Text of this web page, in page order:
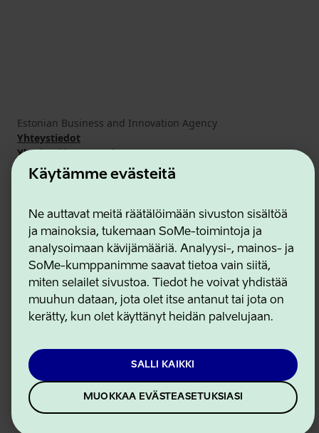
Käytämme evästeitä
Ne auttavat meitä räätälöimään sivuston sisältöä
ja mainoksia, tukemaan SoMe-toimintoja ja
analysoimaan kävijämääriä. Analyysi-, mainos- ja
SoMe-kumppanimme saavat tietoa vain siitä,
miten selailet sivustoa. Tiedot he voivat yhdistää
muuhun dataan, jota olet itse antanut tai jota on
kerätty, kun olet käyttänyt heidän palvelujaan.
SALLI KAIKKI
MUOKKAA EVÄSTEASETUKSIASI
Estonian Business and Innovation Agency
Yhteystiedot
Yhteistyökumppanit
Käyttöehdot
Eväste- ja tietosuojakäytäntö